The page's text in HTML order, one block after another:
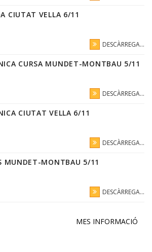
CIUTAT VELLA 6/11
DESCÀRREGA...
CURSA MUNDET-MONTBAU 5/11
DESCÀRREGA...
CIUTAT VELLA 6/11
DESCÀRREGA...
MUNDET-MONTBAU 5/11
DESCÀRREGA...
MES INFORMACIÓ